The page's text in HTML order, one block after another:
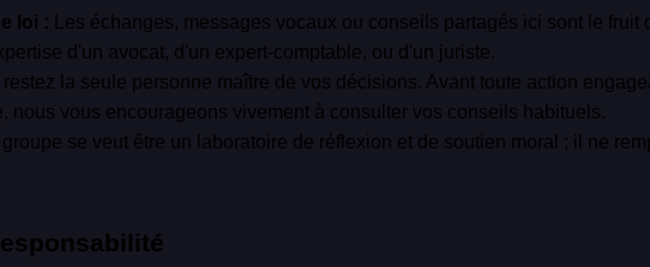
loi : Les échanges, messages vocaux ou conseils partagés ici sont le fruit
d'un avocat, d'un expert-comptable, ou d'un juriste.
restez la seule personne maître de vos décisions. Avant toute action
nous vous encourageons vivement à consulter vos conseils habituels.
se veut être un laboratoire de réflexion et de soutien moral ; il ne